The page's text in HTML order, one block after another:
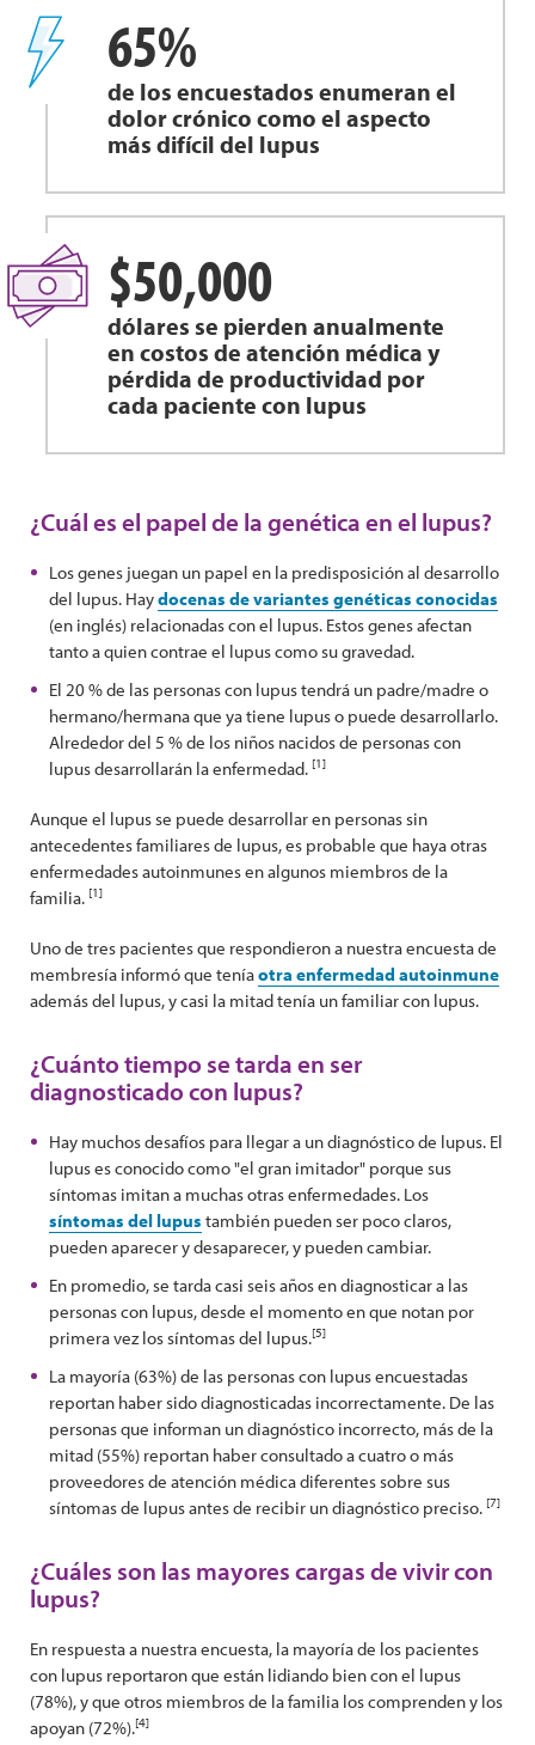
65%
de los encuestados enumeran el
dolor crónico como el aspecto
más difícil del lupus
$50,000
dólares se pierden anualmente
en costos de atención médica y
pérdida de productividad por
cada paciente con lupus
¿Cuál es el papel de la genética en el lupus?
Los genes juegan un papel en la predisposición al desarrollo
del lupus. Haydocenas de variantes genéticas conocidas
(en inglés) relacionadas con el lupus. Estos genes afectan
tanto a quien contrae el lupus como su gravedad.
El 20 % de las personas con lupus tendrá un padre/madre o
hermano/hermana que ya tiene lupus o puede desarrollarlo.
Alrededor del 5 % de los niños nacidos de personas con
lupus desarrollarán la enfermedad. [1]
Aunque el lupus se puede desarrollar en personas sin
antecedentes familiares de lupus, es probable que haya otras
enfermedades autoinmunes en algunos miembros de la
familia. [1]
Uno de tres pacientes que respondieron a nuestra encuesta de
membresía informó que teníaotra enfermedad autoinmune
además del lupus, y casi la mitad tenía un familiar con lupus.
¿Cuánto tiempo se tarda en ser
diagnosticado con lupus?
Hay muchos desafíos para llegar a un diagnóstico de lupus. El
lupus es conocido como "el gran imitador" porque sus
síntomas imitan a muchas otras enfermedades. Los
síntomas del lupus también pueden ser poco claros,
pueden aparecer y desaparecer, y pueden cambiar.
En promedio, se tarda casi seis años en diagnosticar a las
personas con lupus, desde el momento en que notan por
primera vez los síntomas del lupus.[5]
La mayoría (63%) de las personas con lupus encuestadas
reportan haber sido diagnosticadas incorrectamente. De las
personas que informan un diagnóstico incorrecto, más de la
mitad (55%) reportan haber consultado a cuatro o más
proveedores de atención médica diferentes sobre sus
síntomas de lupus antes de recibir un diagnóstico preciso. [7]
¿Cuáles son las mayores cargas de vivir con
lupus?
En respuesta a nuestra encuesta, la mayoría de los pacientes
con lupus reportaron que están lidiando bien con el lupus
(78%), y que otros miembros de la familia los comprenden y los
apoyan (72%).[4]